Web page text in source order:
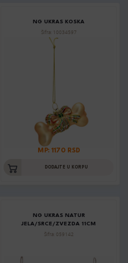
NG UKRAS KOSKA
Šifra: 10034597
MP: 1170 RSD
DODAJTE U KORPU
NG UKRAS NATUR
JELA/SRCE/ZVEZDA 11CM
Šifra: 059142